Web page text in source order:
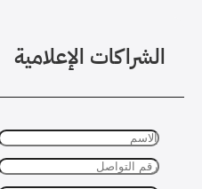
الشراكات الإعلامية